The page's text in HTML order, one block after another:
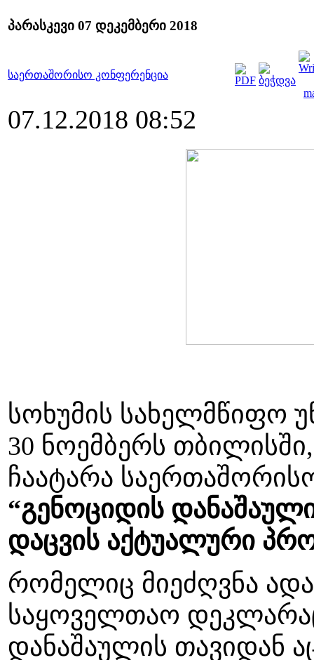
პარასკევი 07 დეკემბერი 2018
საერთაშორისო კონფერენცია
07.12.2018 08:52
სოხუმის სახელმწიფო
30 ნოემბერს
ჩაატარა
“გენოციდის
დაცვის აქტუალური
რომელიც მიეძღვნა
საყოველთაო
დანაშაულის თავიდან